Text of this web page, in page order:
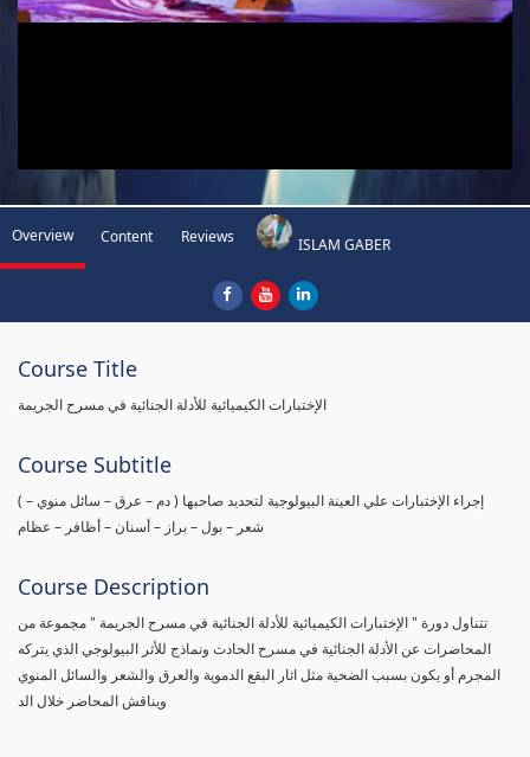
Overview Content Reviews ISLAM GABER
Course Title
الإختبارات الكيميائية للأدلة الجنائية في مسرح الجريمة
Course Subtitle
( إجراء الإختبارات علي العينة البيولوجية لتحديد صاحبها ( دم – عرق – سائل منوي –
شعر – بول – براز – أسنان – أظافر – عظام
Course Description
تتناول دورة " الإختبارات الكيميائية للأدلة الجنائية في مسرح الجريمة " مجموعة من
المحاضرات عن الأدلة الجنائية في مسرح الحادث ونماذج للأثر البيولوجي الذي يتركه
المجرم أو يكون بسبب الضحية مثل اثار البقع الدموية والعرق والشعر والسائل المنوي
ويناقش المحاضر خلال الد